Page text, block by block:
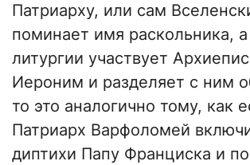
Патриарху, или сам
поминает имя раскольника,
литургии участвует
Иероним и разделяет с ним
то это аналогично тому, как
Патриарх Варфоломей
диптихи Папу Франциска и